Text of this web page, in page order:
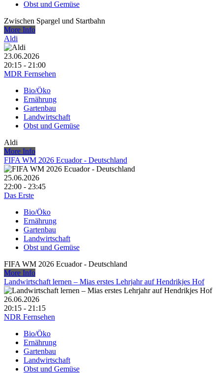
Obst und Gemüse
Zwischen Spargel und Startbahn
More Info
Aldi
23.06.2026
20:15 - 21:00
MDR Fernsehen
Bio/Öko
Ernährung
Gartenbau
Landwirtschaft
Obst und Gemüse
Aldi
More Info
FIFA WM 2026 Ecuador - Deutschland
25.06.2026
22:00 - 23:45
Das Erste
Bio/Öko
Ernährung
Gartenbau
Landwirtschaft
Obst und Gemüse
FIFA WM 2026 Ecuador - Deutschland
More Info
Landwirtschaft lernen – Mias erstes Lehrjahr auf Hendrikjes Hof
26.06.2026
20:15 - 21:15
NDR Fernsehen
Bio/Öko
Ernährung
Gartenbau
Landwirtschaft
Obst und Gemüse